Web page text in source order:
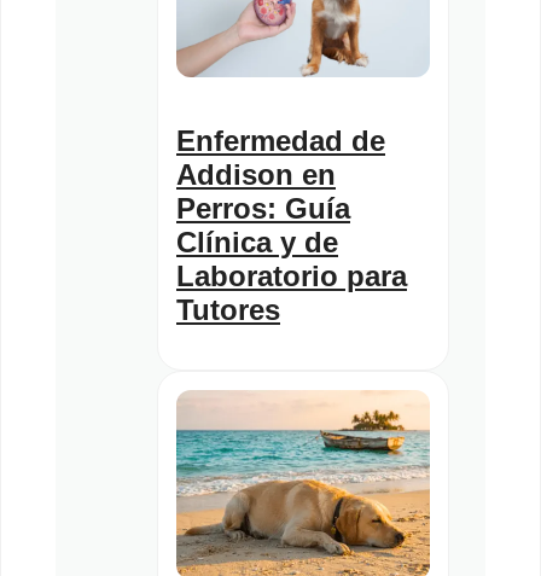
Enfermedad de
Addison en
Perros: Guía
Clínica y de
Laboratorio para
Tutores